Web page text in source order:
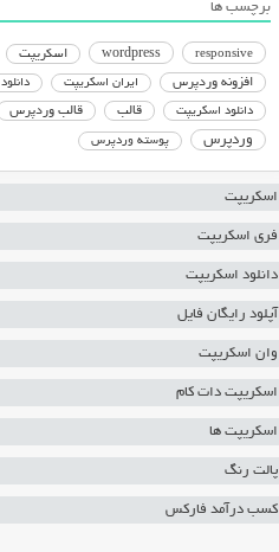
برچسب ها
responsive
wordpress اسکریپت
افزونه وردپرس
ایران اسکریپت دانلود
دانلود اسکریپت قالب قالب وردپرس
وردپرس پوسته وردپرس
اسکریپت
فری اسکریپت
دانلود اسکریپت
آپلود رایگان فایل
وان اسکریپت
اسکریپت دات کام
اسکریپت ها
پالت رنگ
کسب درآمد فارکس